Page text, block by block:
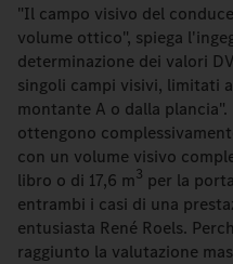
"Il campo visivo del
volume ottico", spiega
determinazione dei valori
singoli campi visivi, limitati
montante A o dalla
ottengono
con un volume visivo
libro o di 17,6 m3 per la
entrambi i casi di una
entusiasta René Roels.
raggiunto la valutazione